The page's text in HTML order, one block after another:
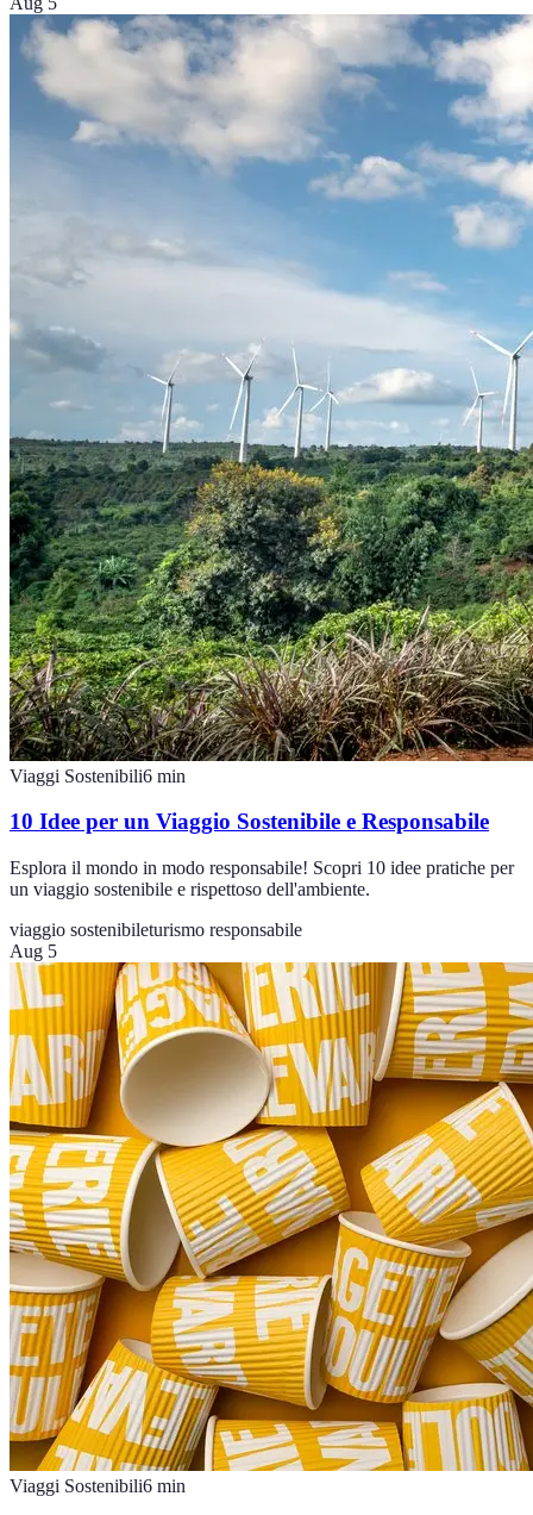
Viaggi Sostenibili6 min
10 Idee per un Viaggio Sostenibile e Responsabile
Esplora il mondo in modo responsabile! Scopri 10 idee pratiche per
un viaggio sostenibile e rispettoso dell'ambiente.
viaggio sostenibileturismo responsabile
Aug 5
Viaggi Sostenibili6 min